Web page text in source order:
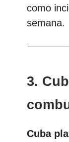
como
semana.
3.
Cuba